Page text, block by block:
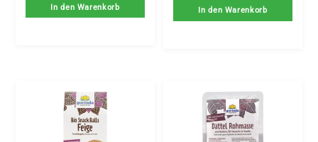
In den Warenkorb In den Warenkorb